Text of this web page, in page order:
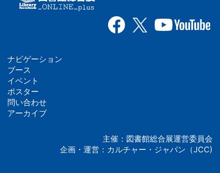
フ
ッ
タ
ナビゲーション
ブース
イベント
ポスター
問い合わせ
アーカイブ
主催：図書館総合展運営委員会
企画・運営：カルチャー・ジャパン（JCC)